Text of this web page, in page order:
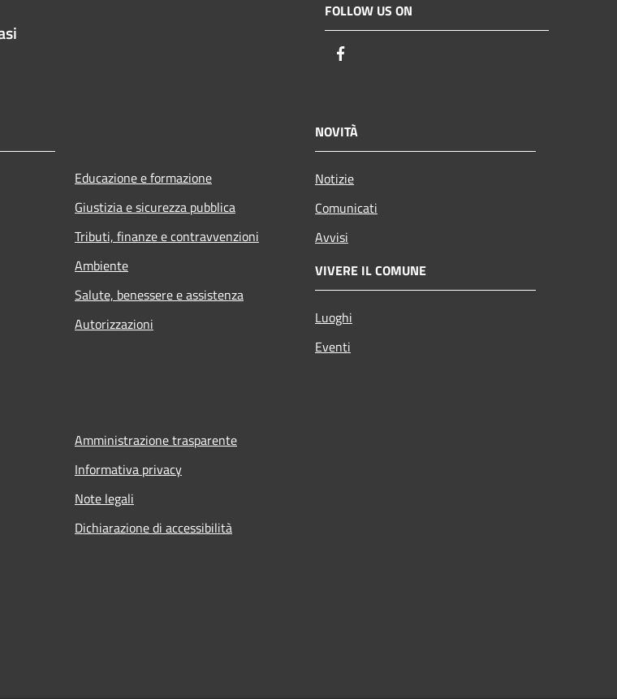
FOLLOW US ON
Educazione e formazione
Giustizia e sicurezza pubblica
Tributi, finanze e contravvenzioni
Ambiente
Salute, benessere e assistenza
Autorizzazioni
NOVITÀ
Notizie
Comunicati
Avvisi
VIVERE IL COMUNE
Luoghi
Eventi
Amministrazione trasparente
Informativa privacy
Note legali
Dichiarazione di accessibilità